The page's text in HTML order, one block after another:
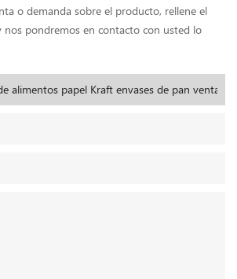
o demanda sobre el producto, rellene el
pondremos en contacto con usted lo